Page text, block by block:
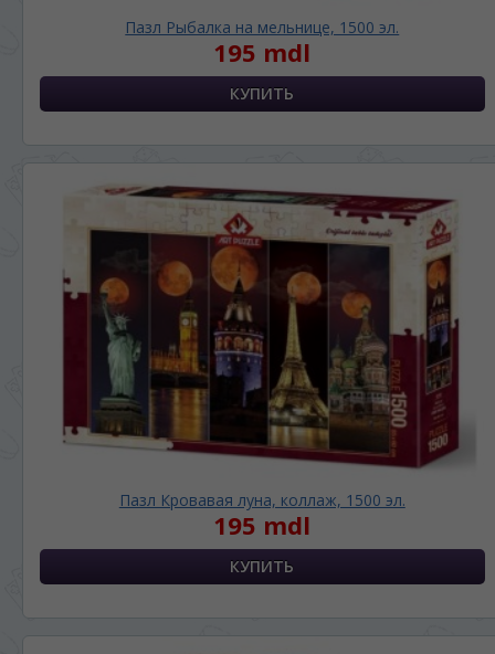
Пазл Рыбалка на мельнице, 1500 эл.
195 mdl
Пазл Кровавая луна, коллаж, 1500 эл.
195 mdl